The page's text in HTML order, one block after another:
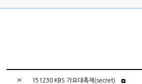
39 151230 KBS 가요대축제(secret)